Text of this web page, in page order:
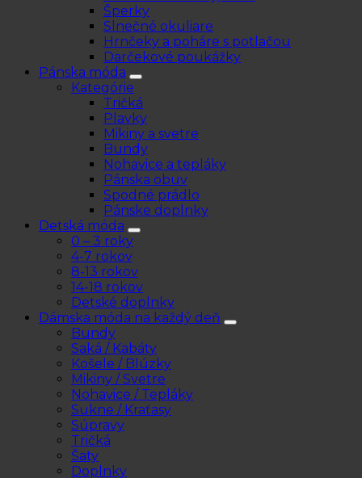
Šperky
Slnečné okuliare
Hrnčeky a poháre s potlačou
Darčekové poukážky
Pánska móda
Kategórie
Tričká
Plavky
Mikiny a svetre
Bundy
Nohavice a tepláky
Pánska obuv
Spodné prádlo
Pánske doplnky
Detská móda
0 – 3 roky
4-7 rokov
8-13 rokov
14-18 rokov
Detské doplnky
Dámska móda na každý deň
Bundy
Saká / Kabáty
Košele / Blúzky
Mikiny / Svetre
Nohavice / Tepláky
Sukne / Kraťasy
Súpravy
Tričká
Šaty
Doplnky